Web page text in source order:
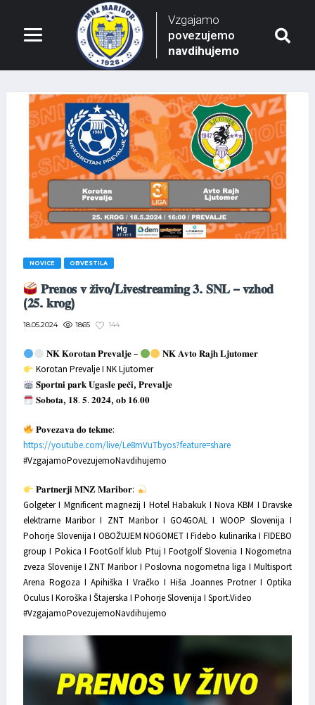
Vzgajamo
povezujemo
navdihujemo
NOVICE OBVESTILA
𝐏𝐫𝐞𝐧𝐨𝐬 𝐯 𝐳̌𝐢𝐯𝐨/𝐋𝐢𝐯𝐞𝐬𝐭𝐫𝐞𝐚𝐦𝐢𝐧𝐠 𝟑. 𝐒𝐍𝐋 – 𝐯𝐳𝐡𝐨𝐝
(𝟐𝟓. 𝐤𝐫𝐨𝐠)
18.05.2024 1865 144
𝐍𝐊 𝐊𝐨𝐫𝐨𝐭𝐚𝐧 𝐏𝐫𝐞𝐯𝐚𝐥𝐣𝐞 –
𝐍𝐊 𝐀𝐯𝐭𝐨 𝐑𝐚𝐣𝐡 𝐋𝐣𝐮𝐭𝐨𝐦𝐞𝐫
Korotan Prevalje I NK Ljutomer
𝐒̌𝐩𝐨𝐫𝐭𝐧𝐢 𝐩𝐚𝐫𝐤 𝐔𝐠𝐚𝐬𝐥𝐞 𝐩𝐞𝐜̌𝐢, 𝐏𝐫𝐞𝐯𝐚𝐥𝐣𝐞
𝐒𝐨𝐛𝐨𝐭𝐚, 𝟏𝟖. 𝟓. 𝟐𝟎𝟐𝟒, 𝐨𝐛 𝟏𝟔.𝟎𝟎
𝐏𝐨𝐯𝐞𝐳𝐚𝐯𝐚 𝐝𝐨 𝐭𝐞𝐤𝐦𝐞:
https://youtube.com/live/Le8mVuTbyos?feature=share
#VzgajamoPovezujemoNavdihujemo
𝐏𝐚𝐫𝐭𝐧𝐞𝐫𝐣𝐢 𝐌𝐍𝐙 𝐌𝐚𝐫𝐢𝐛𝐨𝐫:
Golgeter I Mgnificent magnezij I Hotel Habakuk I Nova KBM I Dravske
elektrarne Maribor I ZNT Maribor I GO4GOAL I WOOP Slovenija I
Pohorje Slovenija I OBOŽUJEM NOGOMET I Fidebo kulinarika I FIDEBO
group I Pokica I FootGolf klub Ptuj I Footgolf Slovenia I Nogometna
zveza Slovenije I ZNT Maribor I Poslovna nogometna liga I Multisport
Arena Rogoza I Apihiška I Vračko I Hiša Joannes Protner I Optika
Oculus I Koroška I Štajerska I Pohorje Slovenija I Sport.Video
#VzgajamoPovezujemoNavdihujemo